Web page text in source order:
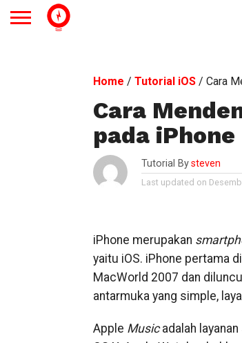
Home / Tutorial iOS/ Cara
Cara
pada iPhone
Tutorial Bysteven
Last updated on
iPhone merupakan
yaitu iOS. iPhone pertama
MacWorld 2007 dan
antarmuka yang simple,
Apple Musicadalah